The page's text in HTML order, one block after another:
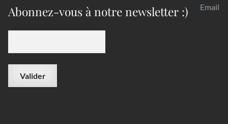
Abonnez-vous à notre newsletter :) Email